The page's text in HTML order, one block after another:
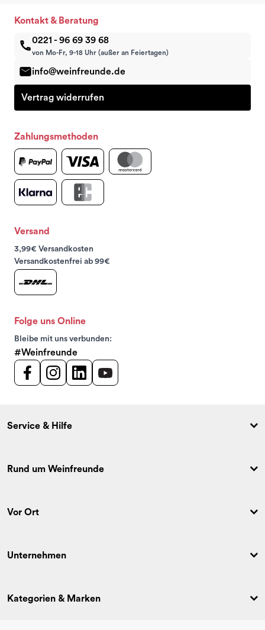
Kontakt & Beratung
0221 - 96 69 39 68
von Mo-Fr, 9-18 Uhr (außer an Feiertagen)
info@weinfreunde.de
Vertrag widerrufen
Zahlungsmethoden
Versand
3,99€ Versandkosten
Versandkostenfrei ab 99€
Folge uns Online
Bleibe mit uns verbunden:
#Weinfreunde
Service & Hilfe
Rund um Weinfreunde
Vor Ort
Unternehmen
Kategorien & Marken